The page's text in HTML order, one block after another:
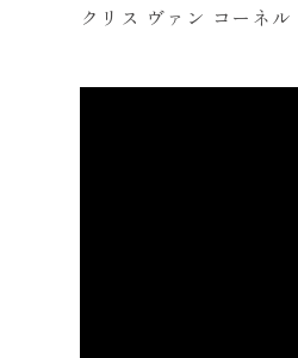
クリス ヴァン コーネ